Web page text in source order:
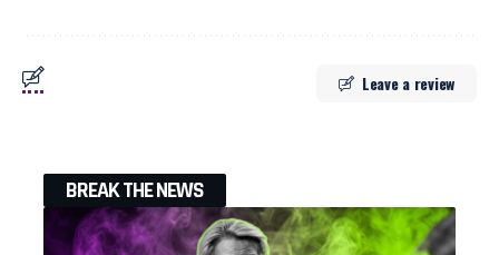
Leave a review
BREAK THE NEWS